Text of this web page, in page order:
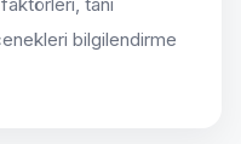
bilgilendirme